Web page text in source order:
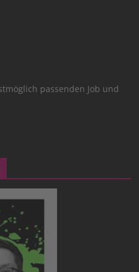
passenden Job und